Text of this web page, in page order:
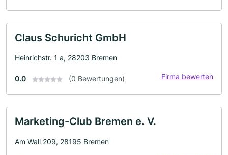
Claus Schuricht GmbH
Heinrichstr. 1 a, 28203 Bremen
0.0 (0 Bewertungen) Firma bewerten
Marketing-Club Bremen e. V.
Am Wall 209, 28195 Bremen